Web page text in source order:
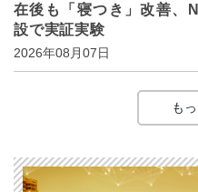
在後も「寝つき」改善、
設で実証実験
2026年08月07日
も